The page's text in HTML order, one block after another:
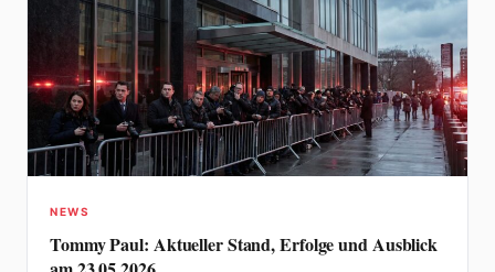
NEWS
Tommy Paul: Aktueller Stand, Erfolge und Ausblick